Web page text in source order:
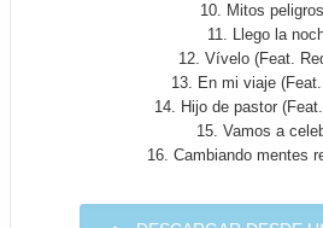
10. Mitos
11. Llego la
12. Vívelo (Feat.
13. En mi viaje
14. Hijo de pastor
15. Vamos a
16. Cambiando mentes